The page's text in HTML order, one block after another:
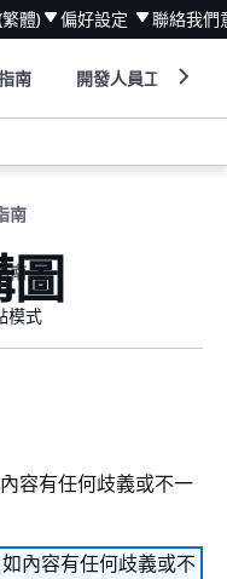
體) 偏好設定 聯絡我們
南 開發人員工具
南
南
模式
容有任何歧義或不一
內容有任何歧義或不